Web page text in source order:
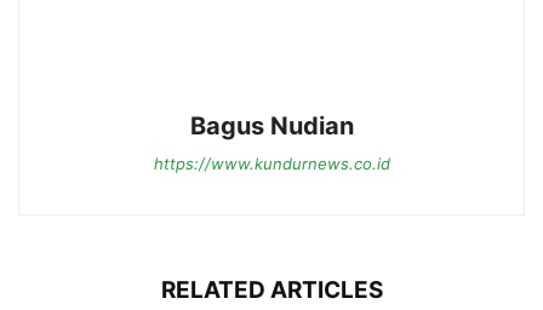
Bagus Nudian
https://www.kundurnews.co.id
RELATED ARTICLES